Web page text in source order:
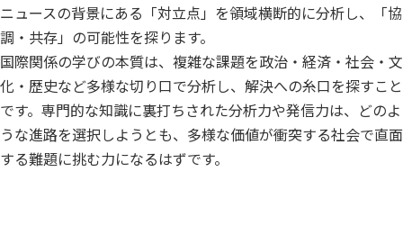
ニュースの背景にある「対立点」を領域横断的に分析し、「協
調・共存」の可能性を探ります。
国際関係の学びの本質は、複雑な課題を政治・経済・社会・文
化・歴史など多様な切り口で分析し、解決への糸口を探すこと
です。専門的な知識に裏打ちされた分析力や発信力は、どのよ
うな進路を選択しようとも、多様な価値が衝突する社会で直面
する難題に挑む力になるはずです。